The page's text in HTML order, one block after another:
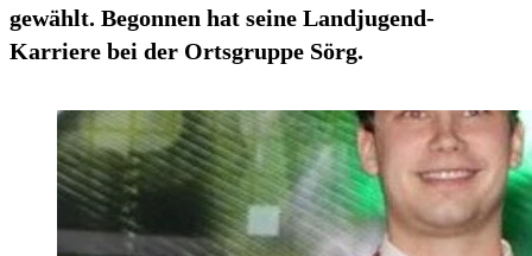
gewählt. Begonnen hat seine Landjugend-
Karriere bei der Ortsgruppe Sörg.